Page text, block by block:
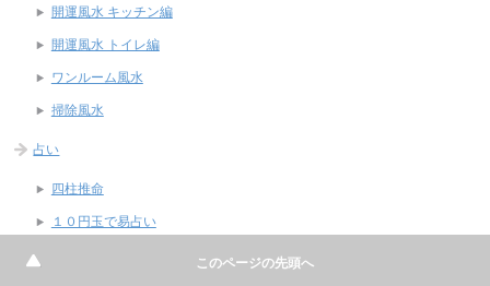
開運風水 キッチン編
開運風水 トイレ編
ワンルーム風水
掃除風水
占い
四柱推命
１０円玉で易占い
風水アイテム このページの先頭へ